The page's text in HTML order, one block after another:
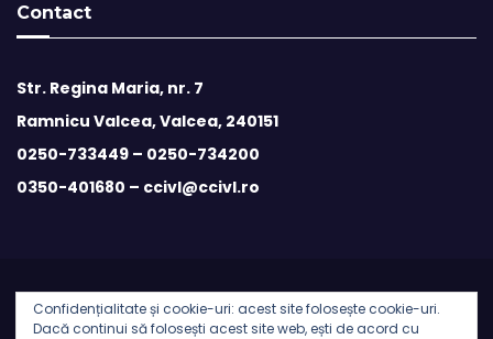
Contact
Str. Regina Maria, nr. 7
Ramnicu Valcea, Valcea, 240151
0250-733449 – 0250-734200
0350-401680 – ccivl@ccivl.ro
© 2026 Camera de Comert si Industrie Valcea | Theme by
Confidențialitate și cookie-uri: acest site folosește cookie-uri.
Dacă continui să folosești acest site web, ești de acord cu